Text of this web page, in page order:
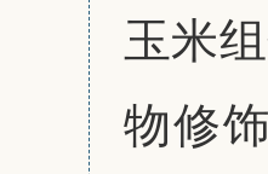
玉米
物修